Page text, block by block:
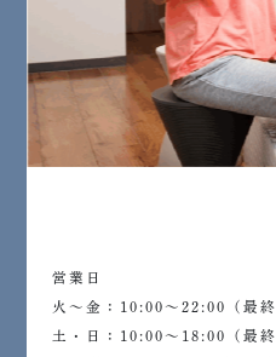
営業日
火～金：10:00〜22:00（最
土・日：10:00～18:00（最